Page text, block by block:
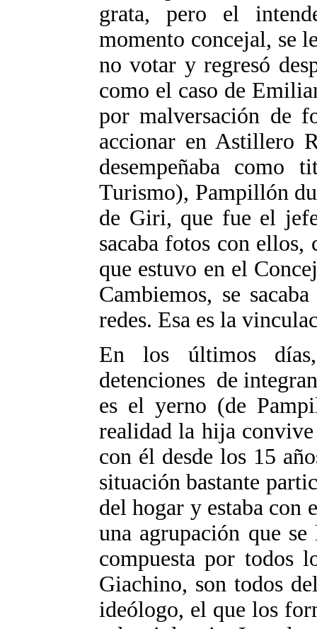
grata, pero el
momento concejal, se
no votar y regresó
como el caso de
por malversación de
accionar en Astillero
desempeñaba como
Turismo), Pampillón
de Giri, que fue el
sacaba fotos con
que estuvo en el
Cambiemos, se
redes. Esa es la
En los últimos
detenciones de
es el yerno (de
realidad la hija convive
con él desde los 15
situación bastante
del hogar y estaba con
una agrupación que
compuesta por todos
Giachino, son todos
ideólogo, el que los